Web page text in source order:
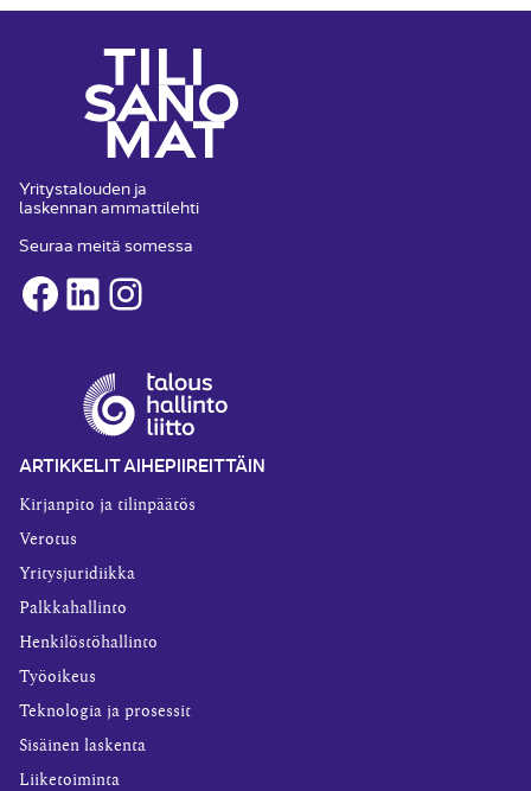
Yritystalouden ja
laskennan ammattilehti
Seuraa meitä somessa
Facebook
LinkedInInstagram
ARTIKKELIT AIHEPIIREITTÄIN
Kirjanpito ja tilinpäätös
Verotus
Yritysjuridiikka
Palkkahallinto
Henkilöstöhallinto
Työoikeus
Teknologia ja prosessit
Sisäinen laskenta
Liiketoiminta